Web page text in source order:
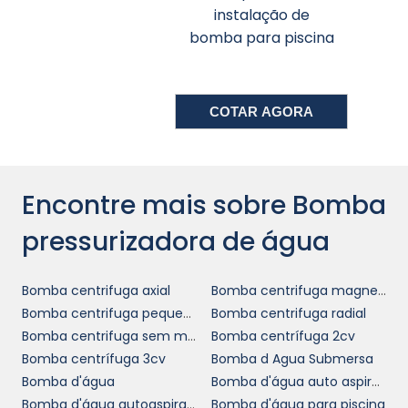
considerar diversos fatores. O primeiro passo
é avaliar a demanda de água, determinando
requeridos são cruciais para garantir que o
modelo escolhido atenda a todas as
eficiência energética do equipamento.
Bombas que operam com maior eficiência
não apenas reduzem o consumo de energia
sustentabilidade ambiental, um aspecto
cada vez mais valorizado por empresas que
buscam se destacar no mercado.
INSTALAÇÃO E
instalação de
bomba para piscina
COTAR AGORA
Encontre mais sobre Bomba
pressurizadora de água
Bomba centrifuga axial
Bomba centrifuga magnetica
Bomba centrifuga pequena
Bomba centrifuga radial
Bomba centrifuga sem motor
Bomba centrífuga 2cv
Bomba centrífuga 3cv
Bomba d Agua Submersa
Bomba d'água
Bomba d'água auto aspirante